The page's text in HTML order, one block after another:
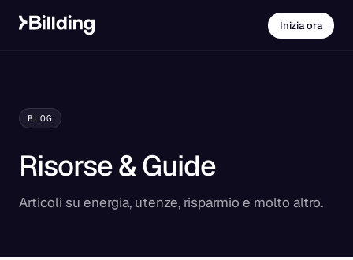
Inizia ora
BLOG
Risorse & Guide
Articoli su energia, utenze, risparmio e molto altro.